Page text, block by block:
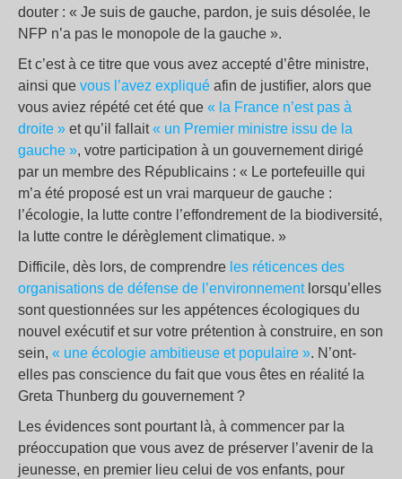
douter : « Je suis de gauche, pardon, je suis désolée, le
NFP n’a pas le monopole de la gauche ».
Et c’est à ce titre que vous avez accepté d’être ministre,
ainsi que vous l’avez expliqué afin de justifier, alors que
vous aviez répété cet été que « la France n’est pas à
droite » et qu’il fallait« un Premier ministre issu de la
gauche », votre participation à un gouvernement dirigé
par un membre des Républicains : « Le portefeuille qui
m’a été proposé est un vrai marqueur de gauche :
l’écologie, la lutte contre l’effondrement de la biodiversité,
la lutte contre le dérèglement climatique. »
Difficile, dès lors, de comprendre les réticences des
organisations de défense de l’environnementlorsqu’elles
sont questionnées sur les appétences écologiques du
nouvel exécutif et sur votre prétention à construire, en son
sein, « une écologie ambitieuse et populaire ». N’ont-
elles pas conscience du fait que vous êtes en réalité la
Greta Thunberg du gouvernement ?
Les évidences sont pourtant là, à commencer par la
préoccupation que vous avez de préserver l’avenir de la
jeunesse, en premier lieu celui de vos enfants, pour